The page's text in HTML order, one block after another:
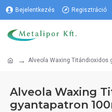
Bejelentkezés Regisztráció
Alveola Waxing Titándioxidos
Alveola Waxing
gyantapatron